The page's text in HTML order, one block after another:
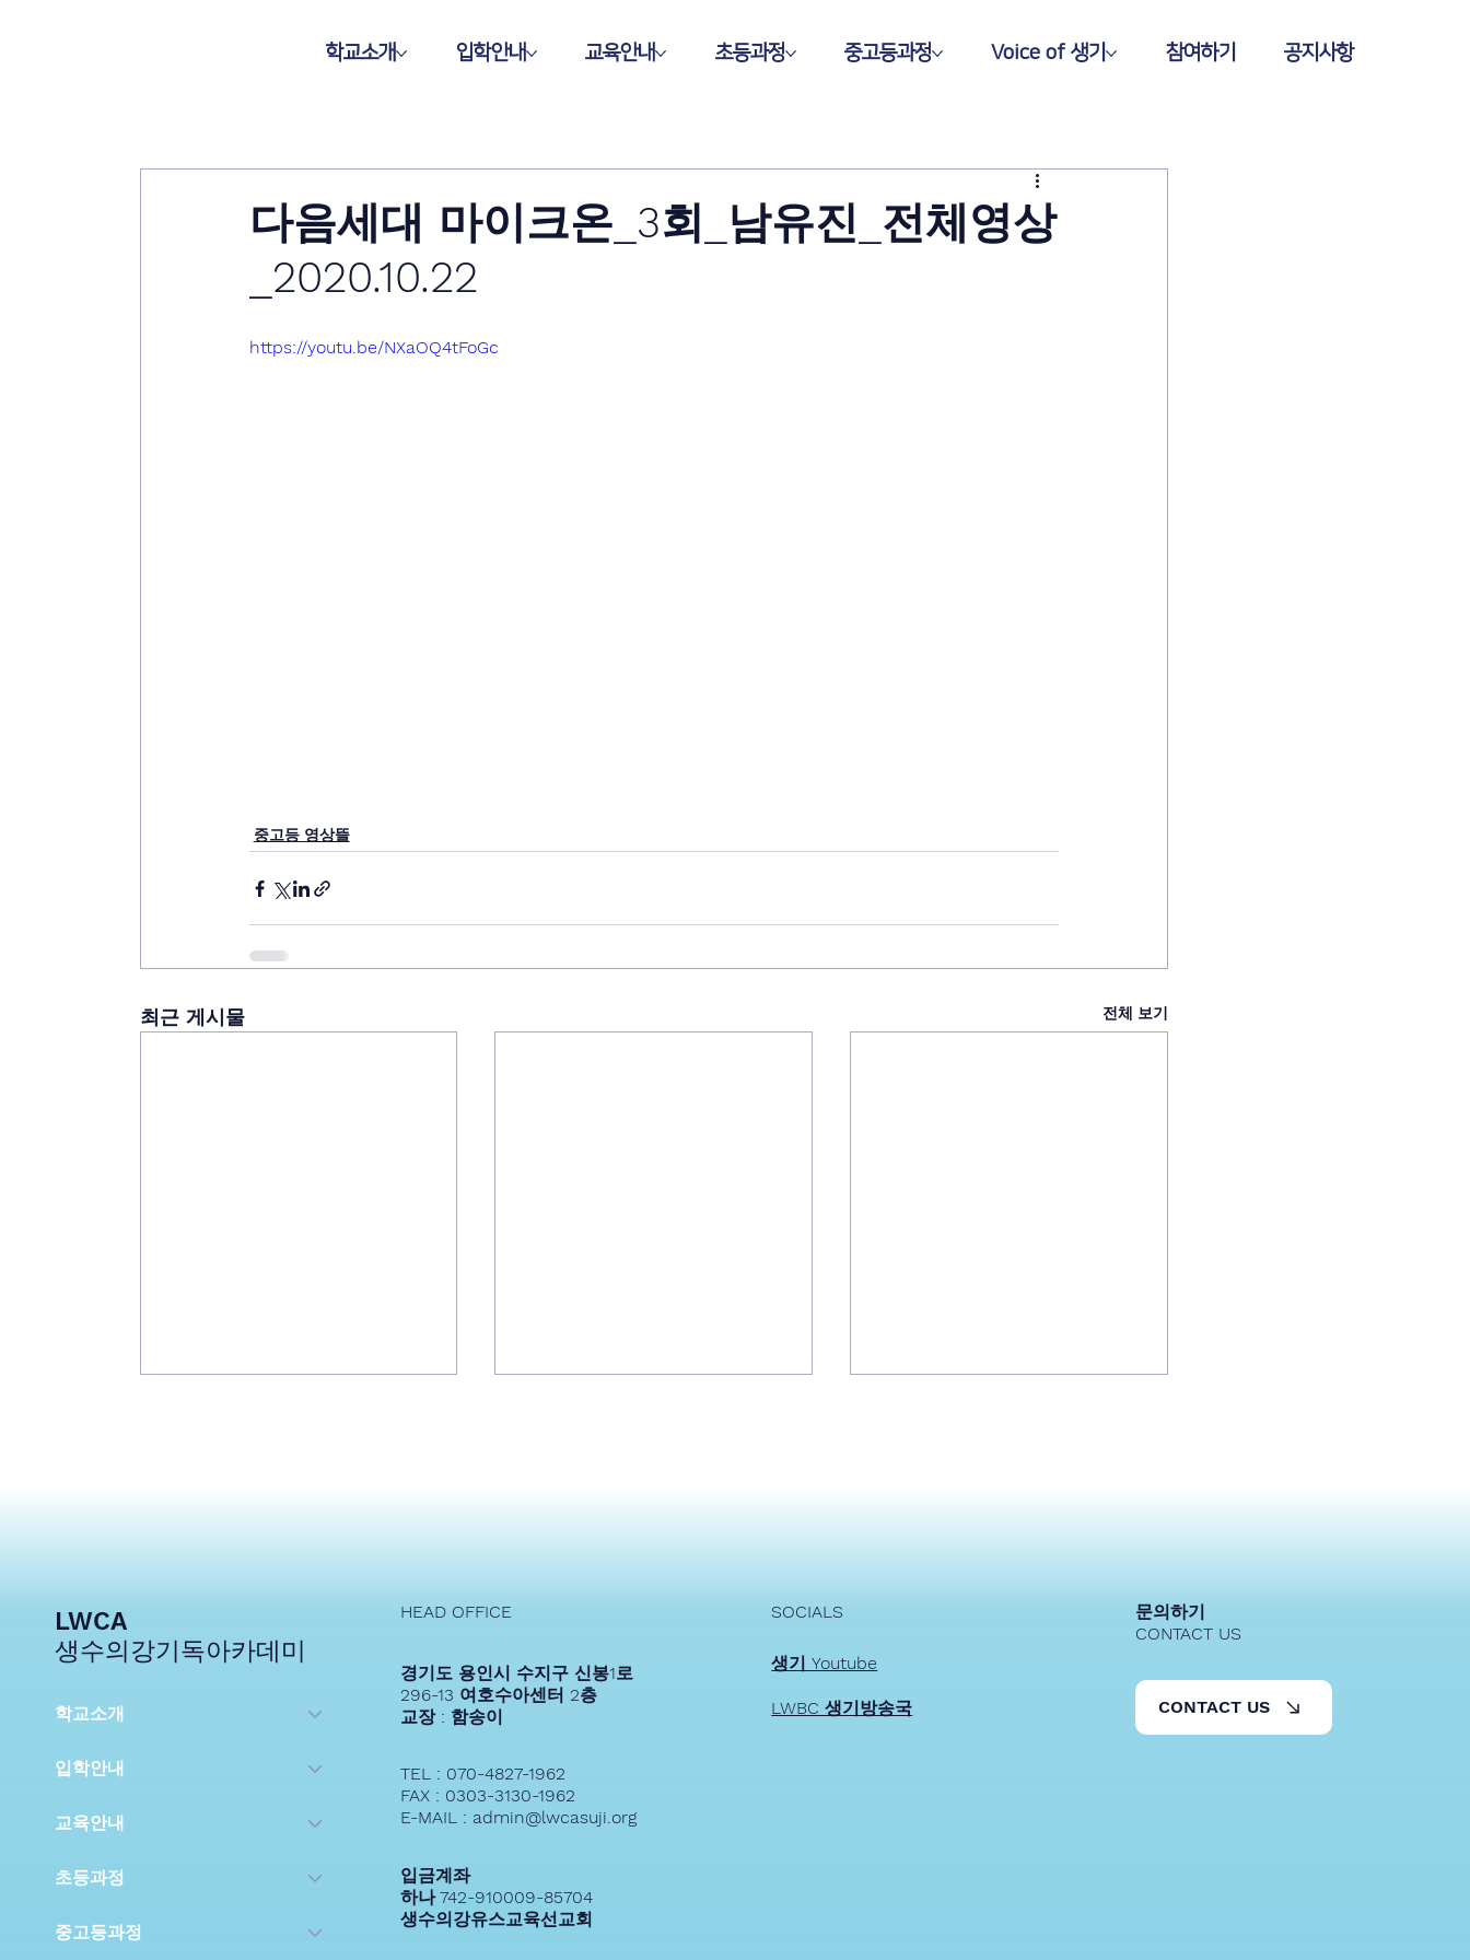
학교소개 입학안내 교육안내 초등과정 중고등과정 Voice of 생기 참여하기 공지사항
다음세대 마이크온_3회_남유진_전체영상
_2020.10.22
https://youtu.be/NXaOQ4tFoGc
중고등 영상뜰
최근 게시물 전체 보기
LWCA
생수의강기독아카데미
학교소개
입학안내
교육안내
초등과정
중고등과정
HEAD OFFICE
경기도 용인시 수지구 신봉1로
296-13 여호수아센터 2층
교장 : 함송이
TEL : 070-4827-1962
FAX : 0303-3130-1962
E-MAIL : admin@lwcasuji.org
입금계좌
하나 742-910009-85704
생수의강유스교육선교회
SOCIALS
생기 Youtube
LWBC 생기방송국
문의하기
CONTACT US
CONTACT US